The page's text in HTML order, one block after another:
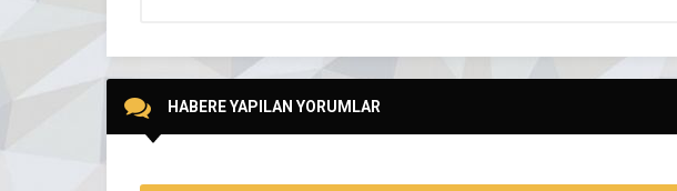
HABERE YAPILAN YORUMLAR